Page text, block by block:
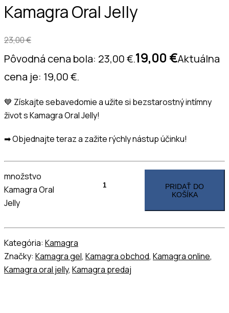
Kamagra Oral Jelly
23,00€
Pôvodná cena bola: 23,00 €.19,00 €Aktuálna
cena je: 19,00 €.
💙 Získajte sebavedomie a užite si bezstarostný intímny
život s Kamagra Oral Jelly!
➡ Objednajte teraz a zažite rýchly nástup účinku!
množstvo
Kamagra Oral
Jelly
PRIDAŤ DO
KOŠÍKA
Kategória: Kamagra
Značky: Kamagra gel, Kamagra obchod, Kamagra online,
Kamagra oral jelly, Kamagra predaj